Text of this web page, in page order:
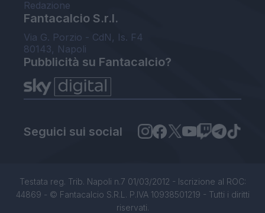
Redazione
Fantacalcio S.r.l.
Via G. Porzio - CdN, Is. F4
80143, Napoli
Pubblicità su Fantacalcio?
Seguici sui social
Testata reg. Trib. Napoli n.7 01/03/2012 - Iscrizione al ROC:
44869 - © Fantacalcio S.R.L. P.IVA 10938501219 - Tutti i diritti
riservati.